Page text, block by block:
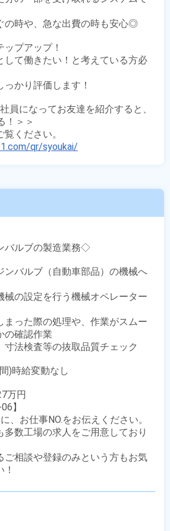
の時や、急な出費の時も安心◎
プアップ！
して働きたい！と考えている方必
かり評価します！
員になってお友達を紹介すると、
！＞＞
qr/syoukai/
バルブの製造業務◇
ンバルブ（自動車部品）の機械へ
械の設定を行う機械オペレーター
まった際の処理や、作業がスムー
の確認作業
寸法検査等の抜取品質チェック
)時給変動なし
万円
】
、お仕事NO.をお伝えください。
数工場の求人をご用意しており
ご相談や登録のみという方もお気